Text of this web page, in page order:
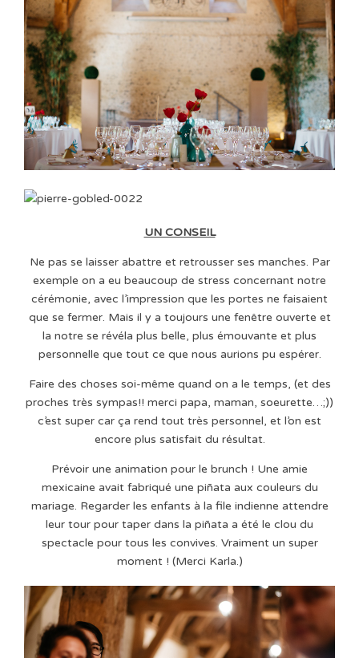
UN CONSEIL
Ne pas se laisser abattre et retrousser ses manches. Par
exemple on a eu beaucoup de stress concernant notre
cérémonie, avec l’impression que les portes ne faisaient
que se fermer. Mais il y a toujours une fenêtre ouverte et
la notre se révéla plus belle, plus émouvante et plus
personnelle que tout ce que nous aurions pu espérer.
Faire des choses soi-même quand on a le temps, (et des
proches très sympas!! merci papa, maman, soeurette…;))
c’est super car ça rend tout très personnel, et l’on est
encore plus satisfait du résultat.
Prévoir une animation pour le brunch ! Une amie
mexicaine avait fabriqué une piñata aux couleurs du
mariage. Regarder les enfants à la file indienne attendre
leur tour pour taper dans la piñata a été le clou du
spectacle pour tous les convives. Vraiment un super
moment ! (Merci Karla.)